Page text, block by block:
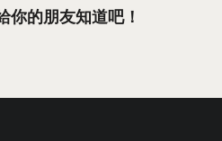
你的朋友知道吧！